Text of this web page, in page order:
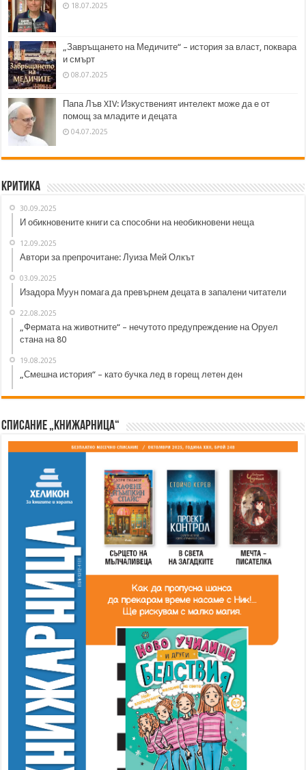
18.07.2025
„Завръщането на Медичите“ – история за власт, поквара
и смърт
08.07.2025
Папа Лъв XIV: Изкуственият интелект може да е от
помощ за младите и децата
04.07.2025
Критика
30.09.2025
И обикновените книги са способни на необикновени неща
12.09.2025
Автори за препрочитане: Луиза Мей Олкът
03.09.2025
Изадора Муун помага да превърнем децата в запалени читатели
22.08.2025
„Фермата на животните“ – нечутото предупреждение на Оруел
стана на 80
19.08.2025
„Смешна история“ – като бучка лед в горещ летен ден
Списание „Книжарница“